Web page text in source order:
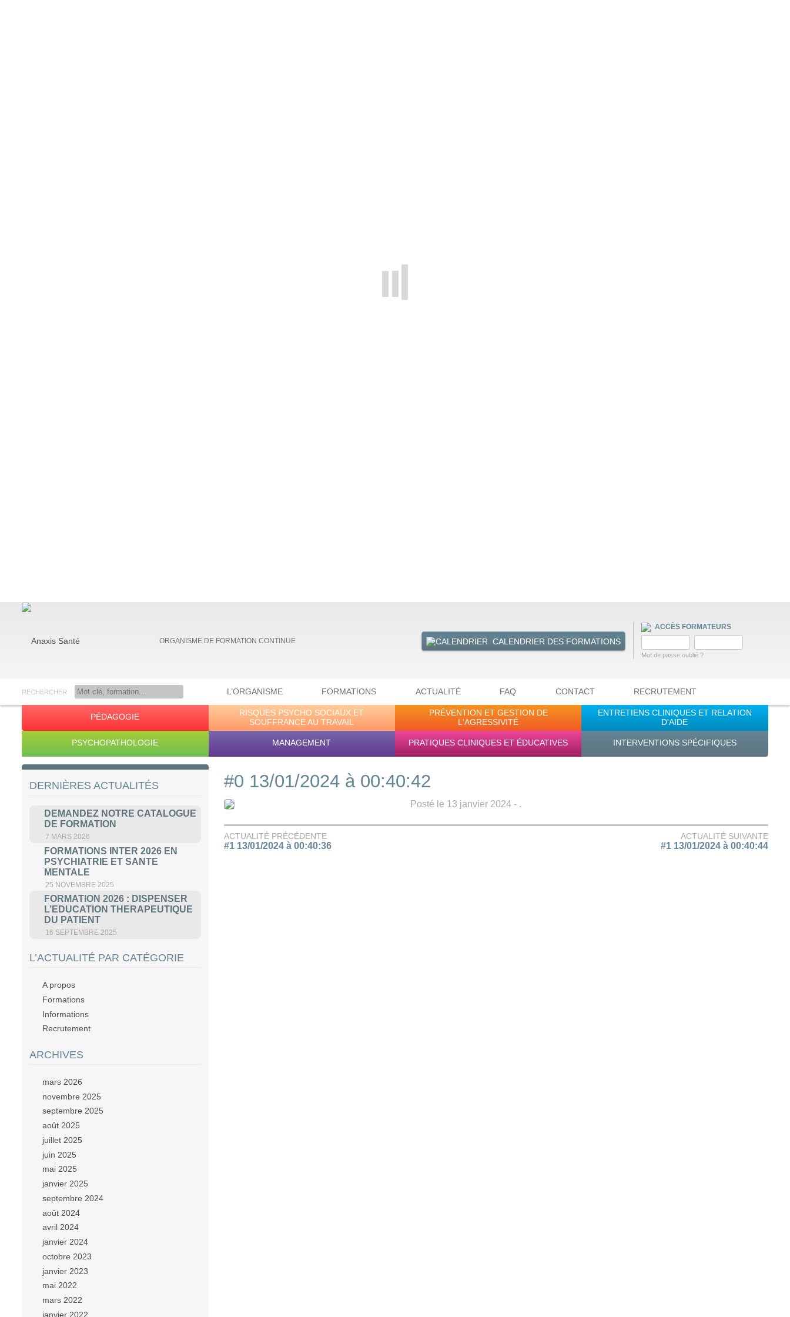
ORGANISME DE FORMATION CONTINUE CALENDRIER DES FORMATIONS
ACCÈS FORMATEURS
Mot de passe oublié ?
RECHERCHER L’ORGANISME FORMATIONS ACTUALITÉ FAQ CONTACT RECRUTEMENT
PÉDAGOGIE
RISQUES PSYCHO SOCIAUX ET
SOUFFRANCE AU TRAVAIL
PRÉVENTION ET GESTION DE
L'AGRESSIVITÉ
ENTRETIENS CLINIQUES ET RELATION
D'AIDE
PSYCHOPATHOLOGIE MANAGEMENT PRATIQUES CLINIQUES ET ÉDUCATIVES INTERVENTIONS SPÉCIFIQUES
#0 13/01/2024 à 00:40:42
Posté le 13 janvier 2024 - .
ACTUALITÉ PRÉCÉDENTE
#1 13/01/2024 à 00:40:36
ACTUALITÉ SUIVANTE
#1 13/01/2024 à 00:40:44
DERNIÈRES ACTUALITÉS
DEMANDEZ NOTRE CATALOGUE
DE FORMATION
7 MARS 2026
FORMATIONS INTER 2026 EN
PSYCHIATRIE ET SANTE
MENTALE
25 NOVEMBRE 2025
FORMATION 2026 : DISPENSER
L’EDUCATION THERAPEUTIQUE
DU PATIENT
16 SEPTEMBRE 2025
L’ACTUALITÉ PAR CATÉGORIE
A propos
Formations
Informations
Recrutement
ARCHIVES
mars 2026
novembre 2025
septembre 2025
août 2025
juillet 2025
juin 2025
mai 2025
janvier 2025
septembre 2024
août 2024
avril 2024
janvier 2024
octobre 2023
janvier 2023
mai 2022
mars 2022
janvier 2022